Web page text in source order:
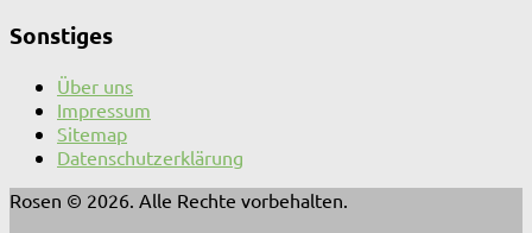
Sonstiges
Über uns
Impressum
Sitemap
Datenschutzerklärung
Rosen © 2026. Alle Rechte vorbehalten.